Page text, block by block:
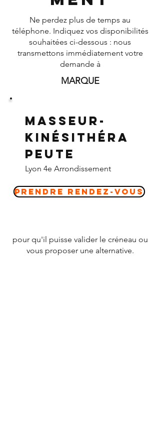
Ne perdez plus de temps au
téléphone. Indiquez vos disponibilités
souhaitées ci-dessous : nous
transmettons immédiatement votre
demande à
MARQUE
Masseur-
Kinésithéra
peute
Lyon 4e Arrondissement
Prendre Rendez-vous
pour qu'il puisse valider le créneau ou
vous proposer une alternative.